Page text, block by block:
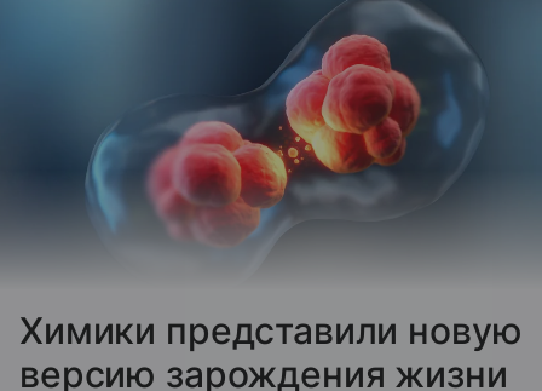
Химики представили новую
версию зарождения жизни